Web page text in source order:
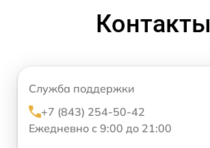
Контакты
Служба поддержки
+7 (843) 254-50-42
Ежедневно с 9:00 до 21:00